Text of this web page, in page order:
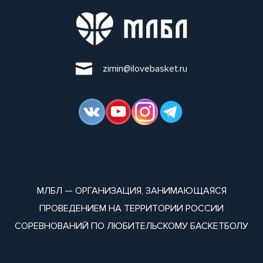
zimin@ilovebasket.ru
МЛБЛ — ОРГАНИЗАЦИЯ, ЗАНИМАЮЩАЯСЯ
ПРОВЕДЕНИЕМ НА ТЕРРИТОРИИ РОССИИ
СОРЕВНОВАНИЙ ПО ЛЮБИТЕЛЬСКОМУ БАСКЕТБОЛУ